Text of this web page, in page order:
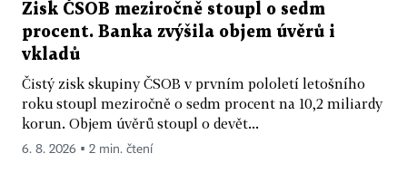
Zisk ČSOB meziročně stoupl o sedm
procent. Banka zvýšila objem úvěrů i
vkladů
Čistý zisk skupiny ČSOB v prvním pololetí letošního
roku stoupl meziročně o sedm procent na 10,2 miliardy
korun. Objem úvěrů stoupl o devět...
6. 8. 2026 ▪ 2 min. čtení